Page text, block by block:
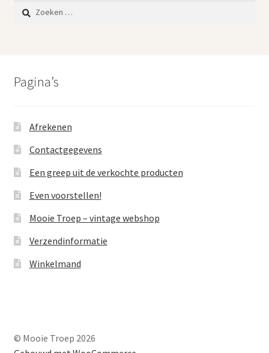
Zoeken
naar:
Pagina’s
Afrekenen
Contactgegevens
Een greep uit de verkochte producten
Even voorstellen!
Mooie Troep – vintage webshop
Verzendinformatie
Winkelmand
© Mooie Troep 2026